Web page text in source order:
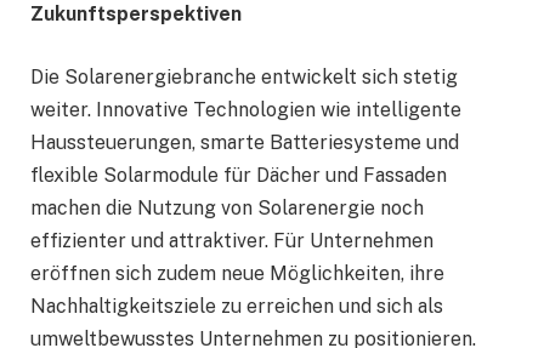
Zukunftsperspektiven
Die Solarenergiebranche entwickelt sich stetig
weiter. Innovative Technologien wie intelligente
Haussteuerungen, smarte Batteriesysteme und
flexible Solarmodule für Dächer und Fassaden
machen die Nutzung von Solarenergie noch
effizienter und attraktiver. Für Unternehmen
eröffnen sich zudem neue Möglichkeiten, ihre
Nachhaltigkeitsziele zu erreichen und sich als
umweltbewusstes Unternehmen zu positionieren.